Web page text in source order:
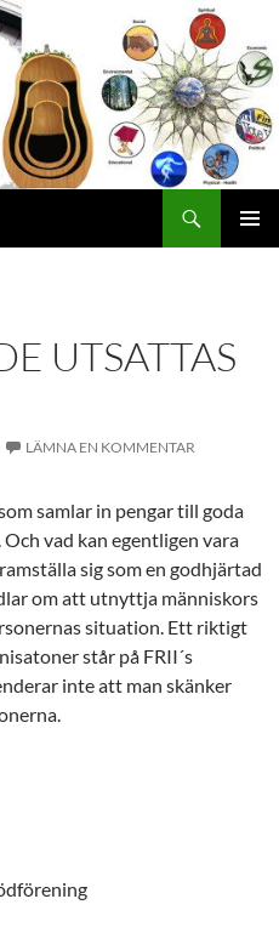
UTSATTAS
LÄMNA EN KOMMENTAR
samlar in pengar till goda
vad kan egentligen vara
sig som en godhjärtad
om att utnyttja människors
situation. Ett riktigt
står på FRII´s
inte att man skänker